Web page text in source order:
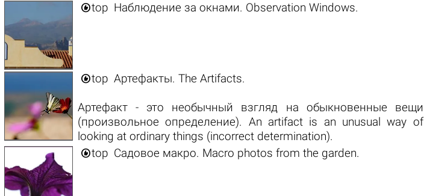
top Наблюдение за окнами. Observation Windows.
top Артефакты. The Artifacts.
Артефакт - это необычный взгляд на обыкновенные вещи
(произвольное определение). An artifact is an unusual way of
looking at ordinary things (incorrect determination).
top Садовое макро. Macro photos from the garden.